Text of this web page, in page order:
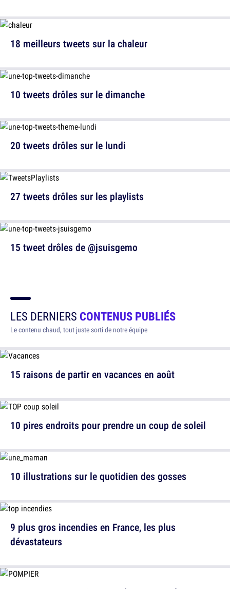
18 meilleurs tweets sur la chaleur
20 tweets drôles sur le lundi
15 tweet drôles de @jsuisgemo
10 tweets drôles sur le dimanche
27 tweets drôles sur les playlists
LES DERNIERS CONTENUS PUBLIÉS
Le contenu chaud, tout juste sorti de notre équipe
15 raisons de partir en vacances en août
10 illustrations sur le quotidien des gosses
10 pires endroits pour prendre un coup de soleil
9 plus gros incendies en France, les plus
dévastateurs